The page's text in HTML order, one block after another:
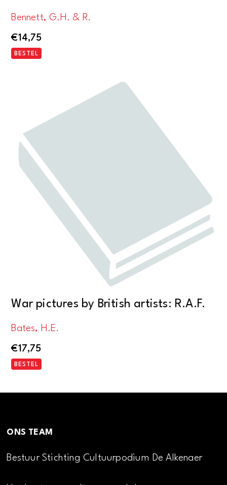
Bennett, G.H. & R.
€14,75
BESTEL
War pictures by British artists: R.A.F.
Bates, H.E.
€17,75
BESTEL
ONS TEAM
Bestuur Stichting Cultuurpodium De Alkenaer